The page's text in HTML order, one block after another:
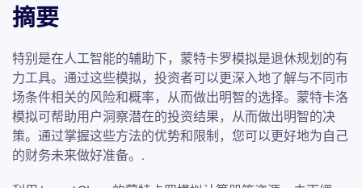
摘要
特别是在人工智能的辅助下，蒙特卡罗模拟是退休规划的有
力工具。通过这些模拟，投资者可以更深入地了解与不同市
场条件相关的风险和概率，从而做出明智的选择。蒙特卡洛
模拟可帮助用户洞察潜在的投资结果，从而做出明智的决
策。通过掌握这些方法的优势和限制，您可以更好地为自己
的财务未来做好准备。.